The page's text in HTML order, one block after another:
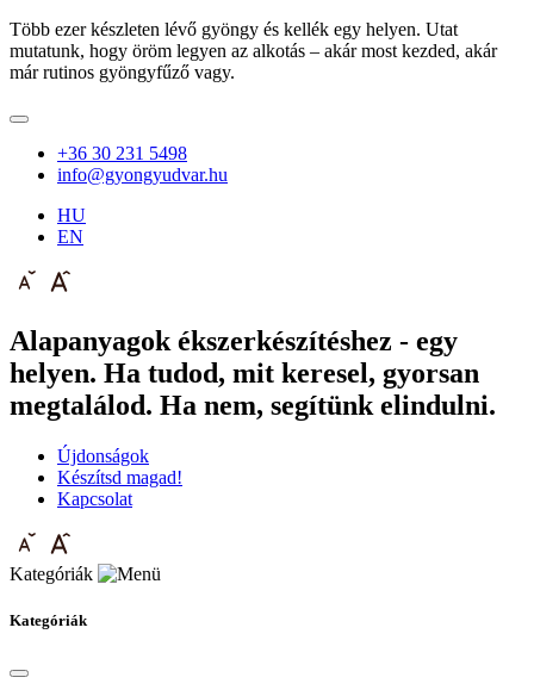
Több ezer készleten lévő gyöngy és kellék egy helyen. Utat
mutatunk, hogy öröm legyen az alkotás – akár most kezded, akár
már rutinos gyöngyfűző vagy.
+36 30 231 5498
info@gyongyudvar.hu
HU
EN
Alapanyagok ékszerkészítéshez - egy
helyen. Ha tudod, mit keresel, gyorsan
megtalálod. Ha nem, segítünk elindulni.
Újdonságok
Készítsd magad!
Kapcsolat
Kategóriák
Kategóriák